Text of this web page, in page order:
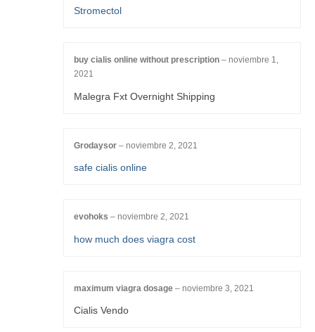
Stromectol
buy cialis online without prescription – noviembre 1,
2021
Malegra Fxt Overnight Shipping
Grodaysor – noviembre 2, 2021
safe cialis online
evohoks – noviembre 2, 2021
how much does viagra cost
maximum viagra dosage – noviembre 3, 2021
Cialis Vendo